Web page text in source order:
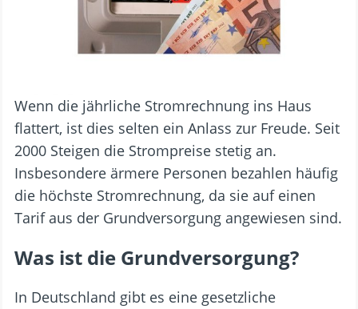
Wenn die jährliche Stromrechnung ins Haus
flattert, ist dies selten ein Anlass zur Freude. Seit
2000 Steigen die Strompreise stetig an.
Insbesondere ärmere Personen bezahlen häufig
die höchste Stromrechnung, da sie auf einen
Tarif aus der Grundversorgung angewiesen sind.
Was ist die Grundversorgung?
In Deutschland gibt es eine gesetzliche